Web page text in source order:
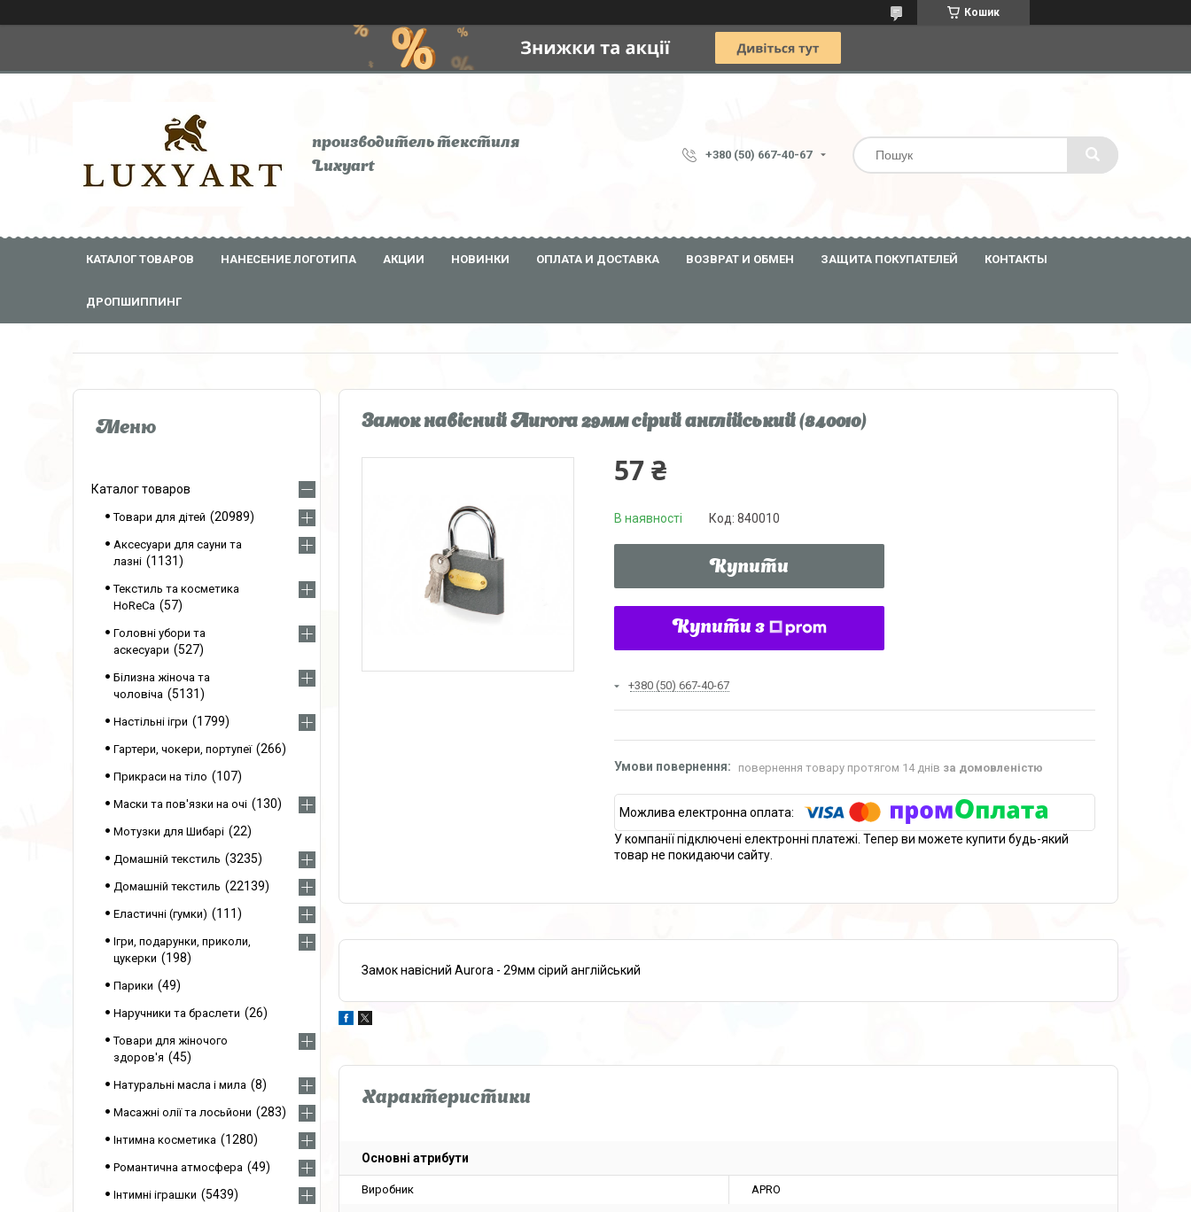
Кошик
производитель текстиля
Luxyart
+380 (50) 667-40-67
КАТАЛОГ ТОВАРОВ НАНЕСЕНИЕ ЛОГОТИПА АКЦИИ НОВИНКИ ОПЛАТА И ДОСТАВКА ВОЗВРАТ И ОБМЕН ЗАЩИТА ПОКУПАТЕЛЕЙ КОНТАКТЫ
ДРОПШИППИНГ
Замок навісний Aurora 29мм сірий англійський (840010)
57 ₴
В наявності Код: 840010
Купити
Купити з
+380 (50) 667-40-67
повернення товару протягом 14 днів за домовленістю
У компанії підключені електронні платежі. Тепер ви можете купити будь-який
товар не покидаючи сайту.
Замок навісний Aurora - 29мм сірий англійський
Характеристики
Основні атрибути
Виробник APRO
Каталог товаров
Товари для дітей 20989
Аксесуари для сауни та
лазні
1131
Текстиль та косметика
HoReCa
57
Головні убори та
аскесуари
527
Білизна жіноча та
чоловіча
5131
Настільні ігри 1799
Гартери, чокери, портупеї 266
Прикраси на тіло 107
Маски та пов'язки на очі 130
Мотузки для Шибарі 22
Домашній текстиль 3235
Домашній текстиль 22139
Еластичні (гумки) 111
Ігри, подарунки, приколи,
цукерки
198
Парики 49
Наручники та браслети 26
Товари для жіночого
здоров'я
45
Натуральні масла і мила 8
Масажні олії та лосьйони 283
Інтимна косметика 1280
Романтична атмосфера 49
Інтимні іграшки 5439